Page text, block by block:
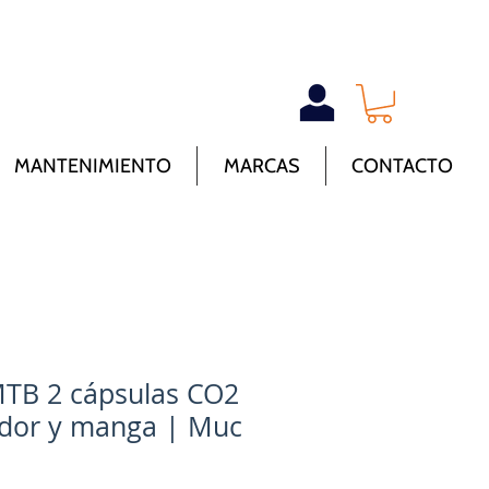
MANTENIMIENTO MARCAS CONTACTO
2 cápsulas CO2
y manga | Muc